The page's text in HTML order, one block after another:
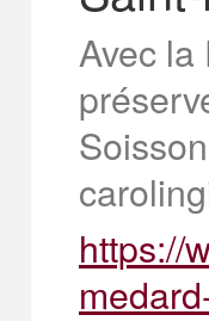
Avec la
https://